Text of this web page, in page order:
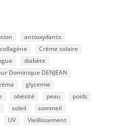
antioxydants
collagène
Crème solaire
diabète
Dominique DENJEAN
glycemie
obésité peau
poids
soleil
sommeil
UV Vieillissement